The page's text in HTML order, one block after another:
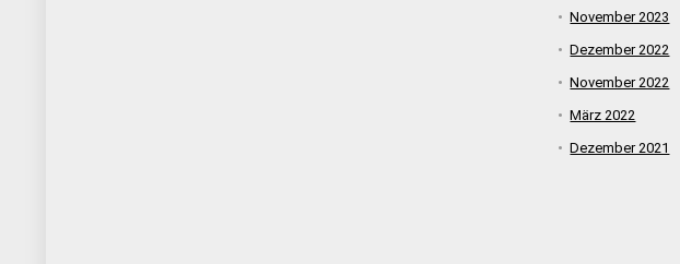
November 2023
Dezember 2022
November 2022
März 2022
Dezember 2021